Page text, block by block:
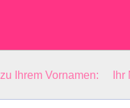
Ihrem Vornamen: Ihr